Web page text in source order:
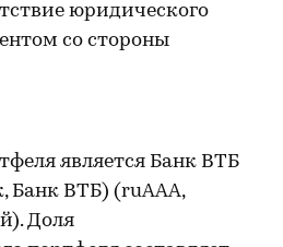
юридического
со стороны
является Банк ВТБ
Банк ВТБ) (ruAAA,
Доля